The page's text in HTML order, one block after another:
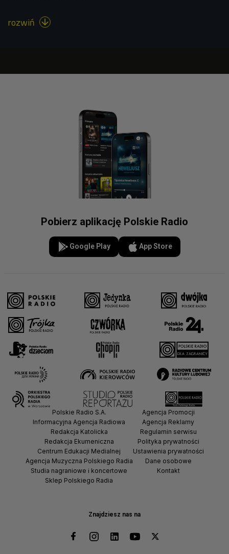
rozwiń 
Pobierz aplikację Polskie Radio
Google Play App Store
Znajdziesz nas na
Polskie Radio S.A.
Informacyjna Agencja Radiowa
Redakcja Katolicka
Redakcja Ekumeniczna
Centrum Edukacji Medialnej
Agencja Muzyczna Polskiego Radia
Studia nagraniowe i koncertowe
Sklep Polskiego Radia
Agencja Promocji
Agencja Reklamy
Regulamin serwisu
Polityka prywatności
Ustawienia prywatności
Dane osobowe
Kontakt